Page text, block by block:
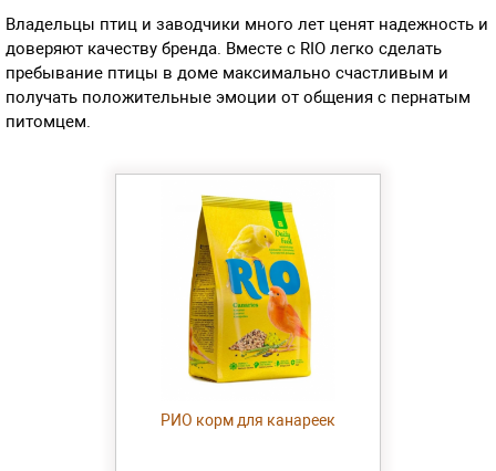
Владельцы птиц и заводчики много лет ценят надежность и
доверяют качеству бренда. Вместе с RIO легко сделать
пребывание птицы в доме максимально счастливым и
получать положительные эмоции от общения с пернатым
питомцем.
РИО корм для канареек